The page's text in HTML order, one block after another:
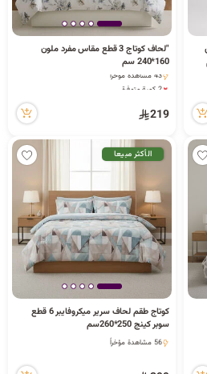
ا "لحاف كوتاج 3 قطع مقاس مفرد ملون
160*240 سم
2 كمية متوفرة
2 كمية متوفرة
219
الأكثر مبيعا
كوتاج طقم لحاف سرير ميكروفايبر 6 قطع
سوبر كينج 250*260سم
1 كمية متوفرة
2 قطعة بيعت مؤخراً
1 كمية متوفرة